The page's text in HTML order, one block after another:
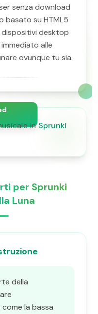
senza download
basato su HTML5
desktop
alle
ovunque tu sia.
inSprunki
per Sprunki
Luna
della
la bassa